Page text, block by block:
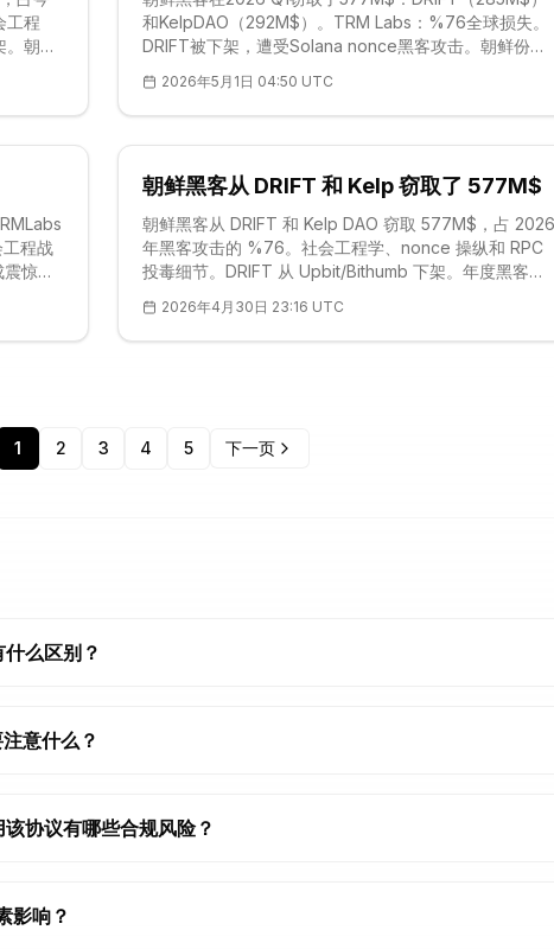
工程
朝鲜
和KelpDAO（292M$）。TRM Labs：%76全球损失。
DRIFT被下架，遭受Solana nonce黑客攻击。朝鲜份额
2026年5月1日 04:50 UTC
程战
惊效
朝鲜黑客从 DRIFT 和 Kelp 窃取了 577M$
朝鲜黑客从 DRIFT 和 Kelp DAO 窃取 577M$，占 2026
年黑客攻击的 %76。社会工程学、nonce 操纵和 RPC
投毒细节。DRIFT 从 Upbit/Bithumb 下架。年度黑客占
2026年4月30日 23:16 UTC
1 2 3 4 5 下一页
么区别？
意什么？
协议有哪些合规风险？
影响？